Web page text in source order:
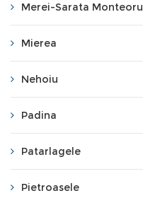
Merei-Sarata Monteoru
Mierea
Nehoiu
Padina
Patarlagele
Pietroasele